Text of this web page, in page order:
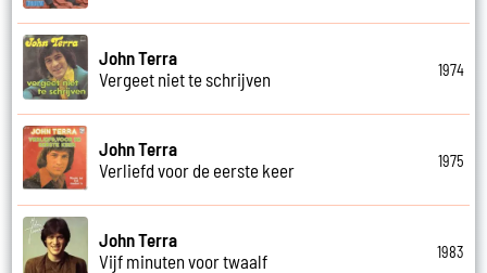
John Terra
Vergeet niet te schrijven
1974
John Terra
Verliefd voor de eerste keer
1975
John Terra
Vijf minuten voor twaalf
1983